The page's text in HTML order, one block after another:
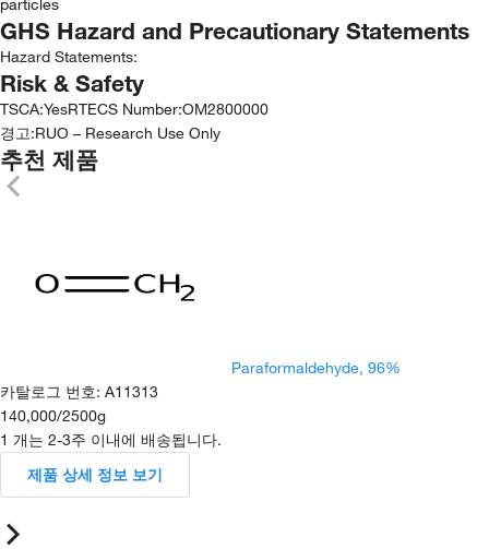
GHS Hazard and Precautionary Statements
Hazard Statements:
Risk & Safety
TSCA:YesRTECS Number:OM2800000
경고:RUO – Research Use Only
추천 제품
Paraformaldehyde, 96%
카탈로그 번호: A11313
140,000/2500g
1 개는 2-3주 이내에 배송됩니다.
제품 상세 정보 보기